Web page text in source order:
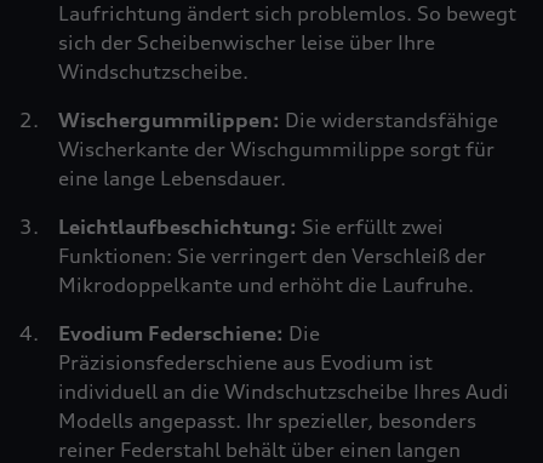
Laufrichtung ändert sich problemlos. So bewegt
sich der Scheibenwischer leise über Ihre
Windschutzscheibe.
Wischergummilippen: Die widerstandsfähige
Wischerkante der Wischgummilippe sorgt für
eine lange Lebensdauer.
Leichtlaufbeschichtung: Sie erfüllt zwei
Funktionen: Sie verringert den Verschleiß der
Mikrodoppelkante und erhöht die Laufruhe.
Evodium Federschiene: Die
Präzisionsfederschiene aus Evodium ist
individuell an die Windschutzscheibe Ihres Audi
Modells angepasst. Ihr spezieller, besonders
reiner Federstahl behält über einen langen